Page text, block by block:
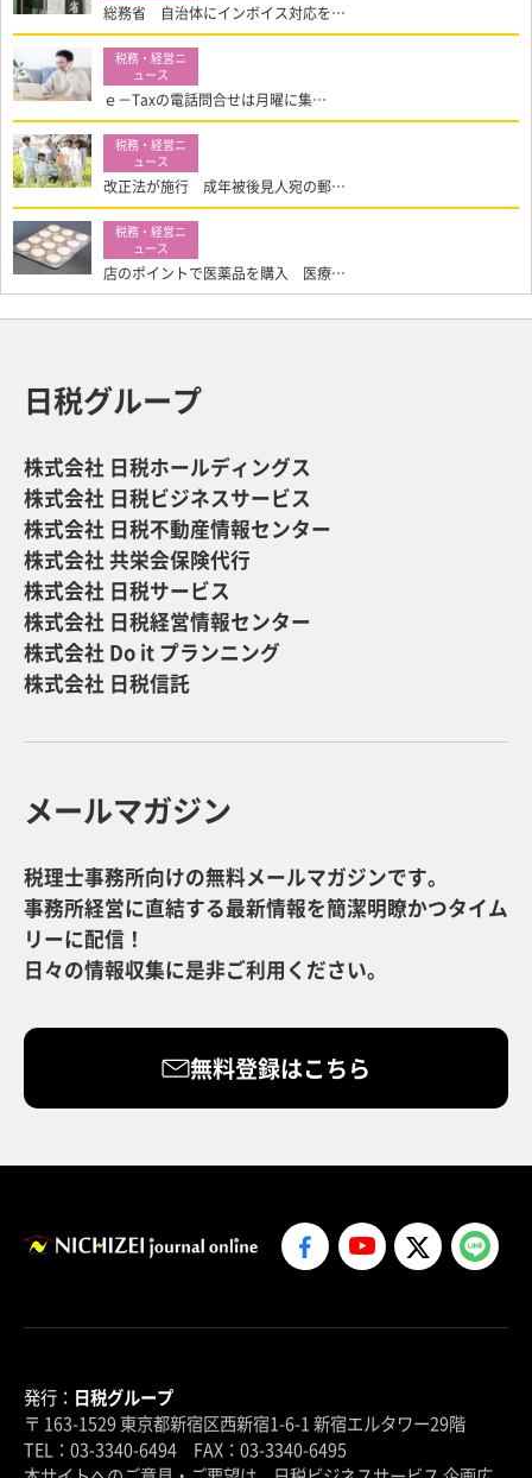
総務省 自治体にインボイス対応を…
ｅ－Taxの電話問合せは月曜に集…
改正法が施行 成年被後見人宛の郵…
店のポイントで医薬品を購入 医療…
日税グループ
株式会社 日税ホールディングス
株式会社 日税ビジネスサービス
株式会社 日税不動産情報センター
株式会社 共栄会保険代行
株式会社 日税サービス
株式会社 日税経営情報センター
株式会社 Do it プランニング
株式会社 日税信託
メールマガジン
税理士事務所向けの無料メールマガジンです。
事務所経営に直結する最新情報を簡潔明瞭かつタイム
リーに配信！
日々の情報収集に是非ご利用ください。
無料登録はこちら
発行： 日税グループ
〒 163-1529 東京都新宿区西新宿1-6-1 新宿エルタワー29階
TEL：03-3340-6494 FAX：03-3340-6495